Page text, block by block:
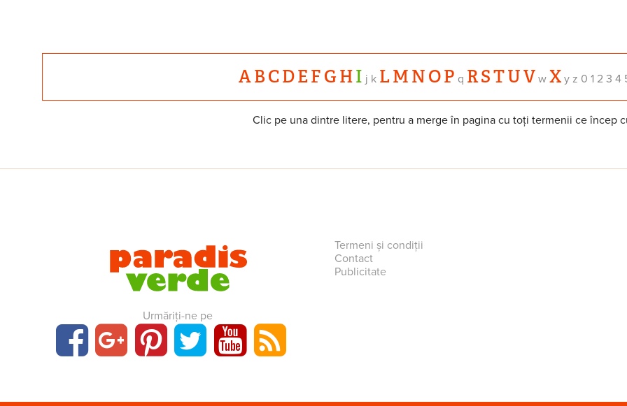
ABCDEFGHI j k LMNOP q RSTUV w Xy z 0 1 2 3 4
Clic pe una dintre litere, pentru a merge în pagina cu toți termenii ce încep
Urmăriți-ne pe
Termeni și condiții
Contact
Publicitate